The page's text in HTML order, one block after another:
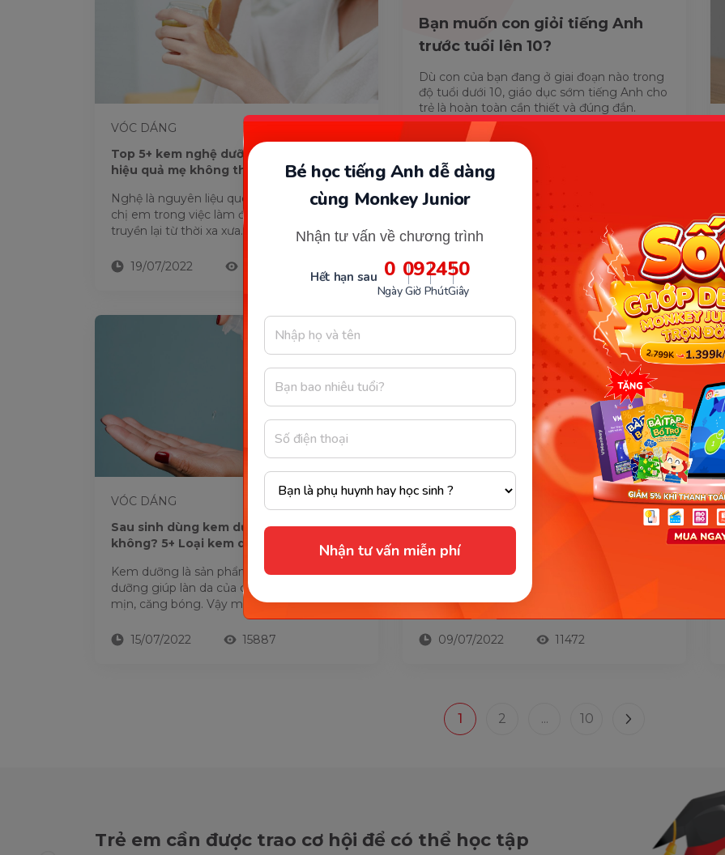
Bé học tiếng Anh dễ dàng
cùng Monkey Junior
Nhận tư vấn về chương trình
Hết hạn sau 0
Ngày
09
Giờ
24
Phút
49
Giây
Nhận tư vấn miễn phí
VÓC DÁNG
Top 5+ kem nghệ dưỡng da sau sinh
hiệu quả mẹ không thể bỏ qua
Nghệ là nguyên liệu quen thuộc với nhiều
chị em trong việc làm đẹp da mặt được
truyền lại từ thời xa xưa. Ngày nay, rất nhiều
19/07/2022
Bạn muốn con giỏi tiếng Anh
trước tuổi lên 10?
Dù con của bạn đang ở giai đoạn nào trong
độ tuổi dưới 10, giáo dục sớm tiếng Anh cho
trẻ là hoàn toàn cần thiết và đúng đắn.
VÓC DÁNG
Sau sinh dùng kem dưỡng da được
không? 5+ Loại kem dưỡng da tốt nhất
Kem dưỡng là sản phẩm giúp phục hồi, nuôi
dưỡng giúp làn da của chị em được sáng
mịn, căng bóng. Vậy mẹ sau sinh dùng kem
dưỡng được không? Có những loại...
15/07/2022
15887
[Bật mí] 7 Tuyệt chiêu chăm sóc da sau
sinh bằng nghệ tại nhà hiệu quả
Chăm sóc da sau sinh bằng nghệ là phương
pháp đã xuất hiện từ thời xa xưa, được sử
dụng đến thời điểm hiện tại. Nghệ có công
dụng vô cùng tuyệt vời...
09/07/2022
11472
1 2 ... 10
Trẻ em cần được trao cơ hội để có thể học tập